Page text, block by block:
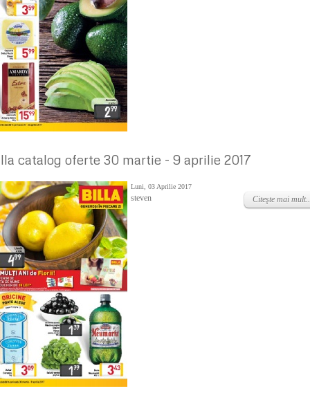
catalog oferte 30 martie - 9 aprilie 2017
Luni, 03 Aprilie 2017
steven Citeşte mai